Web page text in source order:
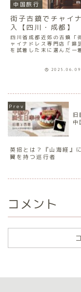
中国旅行
街子古鎮でチャイ
入【四川・成都】
四川省成都近郊の古鎮「
ャイナドレス専門店「錦
を試着した末に選んだ一
2025.06.09
旧
中
英招とは？『山海経』
翼を持つ巡行者
コメント